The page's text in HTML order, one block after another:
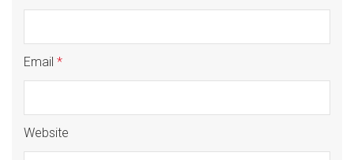
Email *
Website